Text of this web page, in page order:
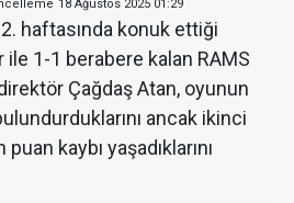
18 Ağustos 2025 01:29
haftasında konuk ettiği
1-1 berabere kalan RAMS
Çağdaş Atan, oyunun
ancak ikinci
kaybı yaşadıklarını